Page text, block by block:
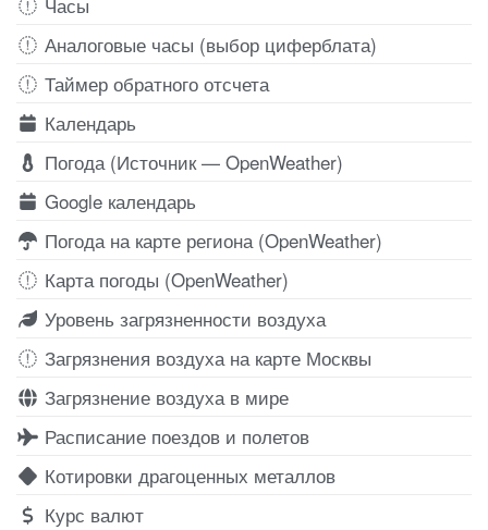
Аналоговые часы (выбор циферблата)
Таймер обратного отсчета
Календарь
Погода (Источник — OpenWeather)
Google календарь
Погода на карте региона (OpenWeather)
Карта погоды (OpenWeather)
Уровень загрязненности воздуха
Загрязнения воздуха на карте Москвы
Загрязнение воздуха в мире
Расписание поездов и полетов
Котировки драгоценных металлов
Курс валют